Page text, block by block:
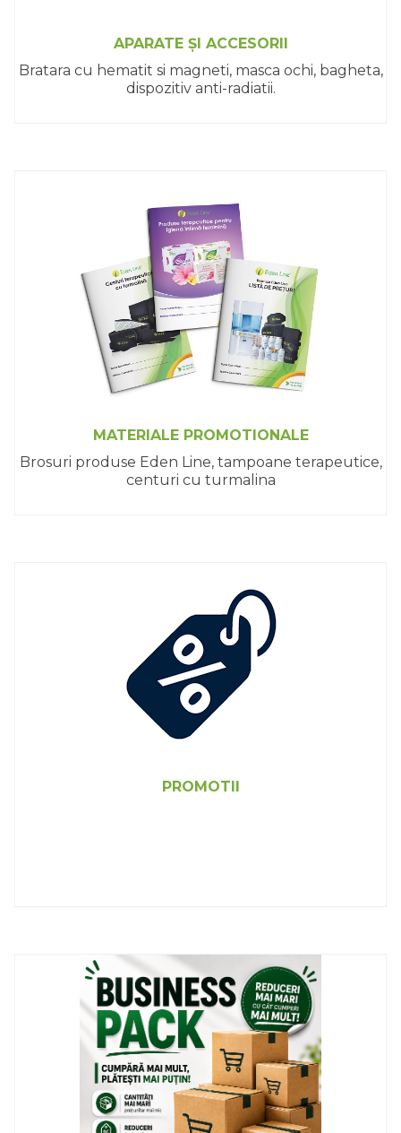
APARATE ȘI ACCESORII
Bratara cu hematit si magneti, masca ochi, bagheta,
dispozitiv anti-radiatii.
MATERIALE PROMOTIONALE
Brosuri produse Eden Line, tampoane terapeutice,
centuri cu turmalina
PROMOTII